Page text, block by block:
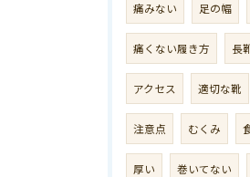
痛みない 足の幅
痛くない履き方 長
アクセス 適切な靴
注意点 むくみ
厚い 巻いてない